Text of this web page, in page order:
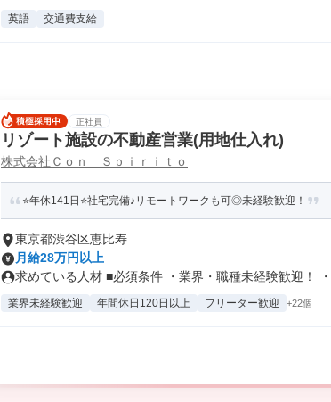
英語 交通費支給
正社員
リゾート施設の不動産営業(用地仕入れ)
株式会社Ｃｏｎ Ｓｐｉｒｉｔｏ
⭐年休141日⭐社宅完備♪リモートワークも可◎未経験歓迎！
東京都渋谷区恵比寿
月給28万円以上
求めている人材 ■必須条件 ・業界・職種未経験歓迎！ ・
業界未経験歓迎 年間休日120日以上 フリーター歓迎 +22個